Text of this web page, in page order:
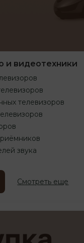
и видеотехники
телевизоров
звука
Смотреть еще